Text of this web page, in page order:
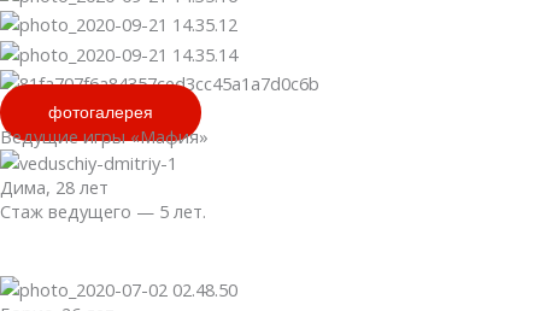
фотогалерея
Ведущие игры «Мафия»
Дима, 28 лет
Стаж ведущего — 5 лет.